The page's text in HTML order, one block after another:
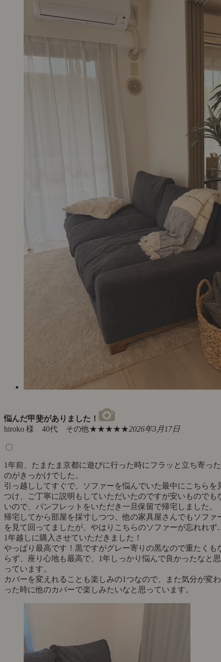
悩んだ甲斐がありました！
hiroko 様 40代 その他★★★★★2026年3月17日
1年前、たまたま京都に遊びに行った時にフラッと立ち寄った
のがきっかけでした。
引っ越ししてすぐで、ソファーを悩んでいた最中にこちらを
つけ、ご丁寧に説明もしていただいたのですが安いものでも
いので、パンフレットをいただき一旦保留で帰宅しました。
帰宅してから部屋を採寸しつつ、他の家具屋さんでもソファ
を見て回ってましたが、やはりこちらのソファーが忘れれ
1年越しに購入させていただきました！
やっぱり最高です！黒ですがグレー寄りの黒なので重たくも
らず、座り心地も最高で、1年しっかり悩んで良かったなと思
っています。
カバーを変えれることも楽しみの1つなので、また気分が変わ
った時に他のカバーで楽しみたいなと思っています。